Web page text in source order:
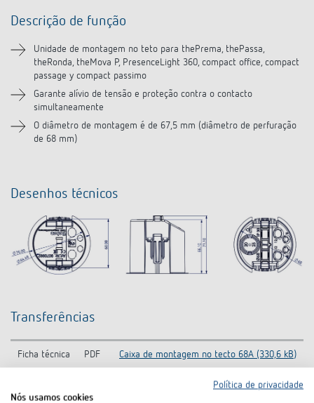
Transferências
Produtos semelhantes
Descrição de função
Unidade de montagem no teto para thePrema, thePassa,
theRonda, theMova P, PresenceLight 360, compact office, compact
passage y compact passimo
Garante alívio de tensão e proteção contra o contacto
simultaneamente
O diâmetro de montagem é de 67,5 mm (diâmetro de perfuração
de 68 mm)
Desenhos técnicos
Transferências
Ficha técnica PDF Caixa de montagem no tecto 68A (330,6 kB)
Política de privacidade
Nós usamos cookies